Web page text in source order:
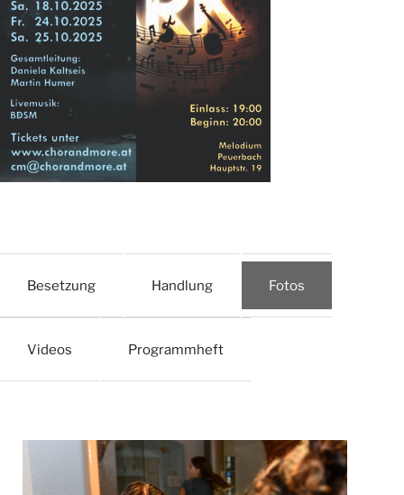
Besetzung Handlung Fotos
Videos Programmheft